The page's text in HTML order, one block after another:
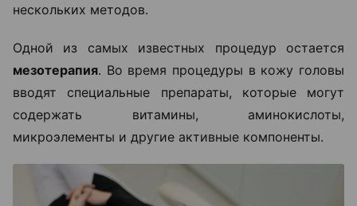
нескольких методов.
Одной из самых известных процедур остается
мезотерапия. Во время процедуры в кожу головы
вводят специальные препараты, которые могут
содержать витамины, аминокислоты,
микроэлементы и другие активные компоненты.